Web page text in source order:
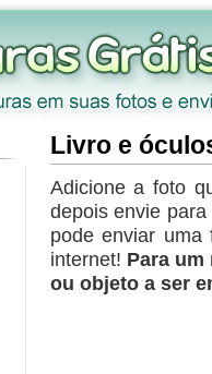
Livro e
Adicione a foto
depois envie
pode enviar
internet! Para
ou objeto a ser